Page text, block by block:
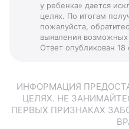
у ребенка» дается
целях. По итогам
пожалуйста,
выявления возможных
Ответ опубликован 18
ИНФОРМАЦИЯ
ЦЕЛЯХ. НЕ
ПЕРВЫХ ПРИЗНАКАХ